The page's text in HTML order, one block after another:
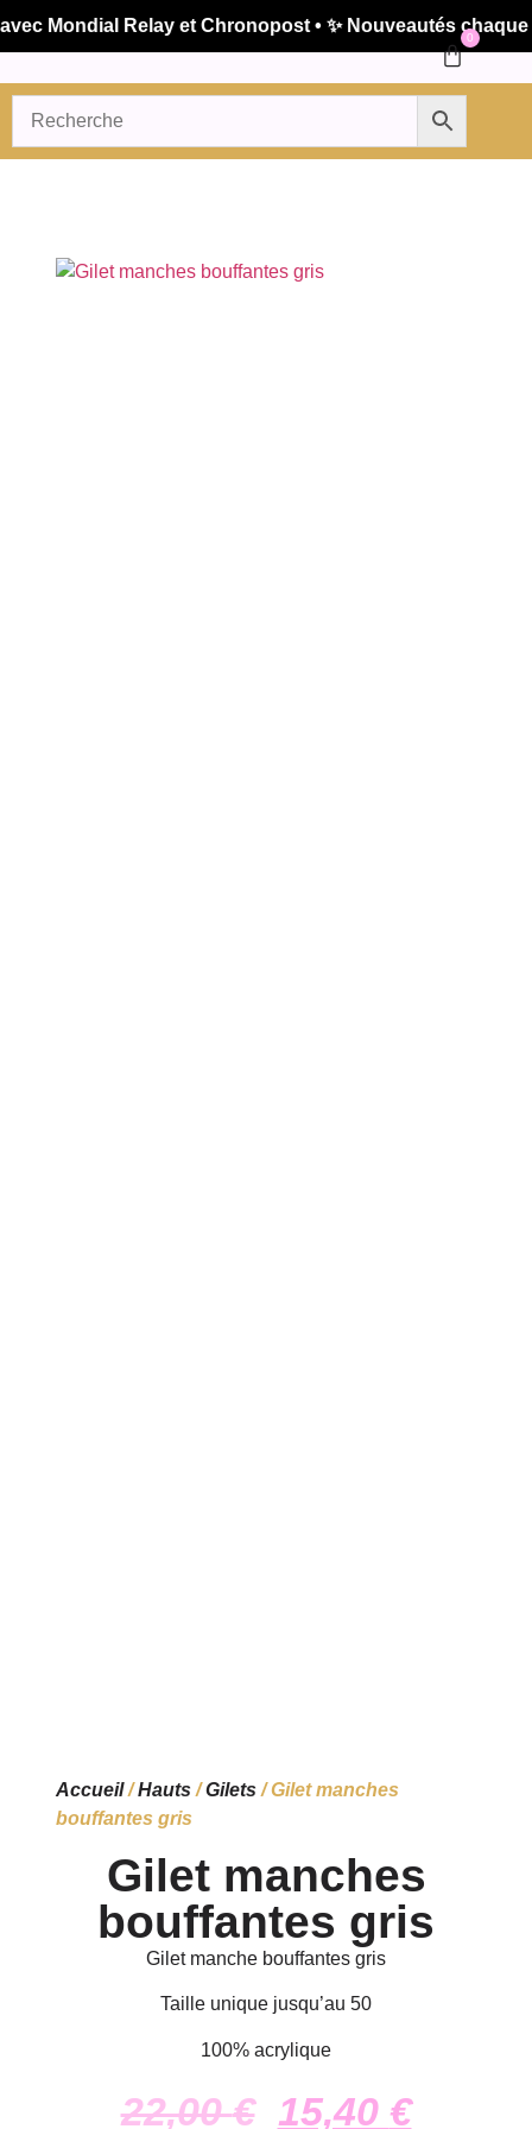
Relay et Chronopost • ✨ Nouveautés chaque
0
Accueil/Hauts/Gilets/ Gilet manches
bouffantes gris
Gilet manches
bouffantes gris
Gilet manche bouffantes gris
Taille unique jusqu’au 50
100% acrylique
22,00€ 15,40 €